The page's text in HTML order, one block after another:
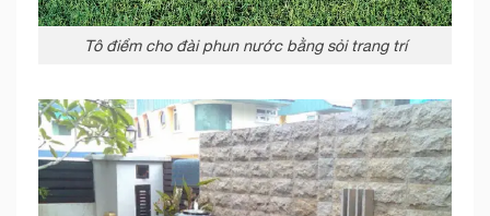
Tô điểm cho đài phun nước bằng sỏi trang trí